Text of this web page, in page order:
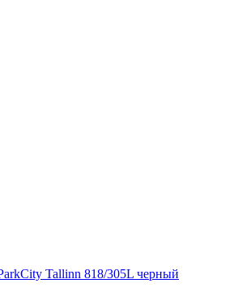
Tallinn 818/305L черный